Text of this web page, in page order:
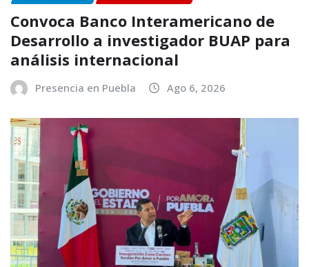
Convoca Banco Interamericano de
Desarrollo a investigador BUAP para
análisis internacional
Presencia en Puebla Ago 6, 2026